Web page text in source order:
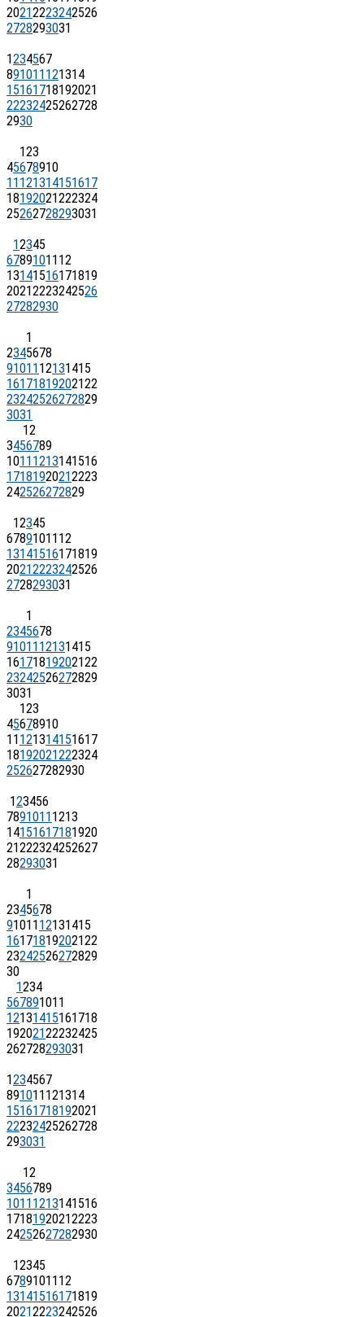
20212223242526
2728293031
1234567
891011121314
15161718192021
22232425262728
2930
123
45678910
11121314151617
18192021222324
25262728293031
12345
6789101112
13141516171819
20212223242526
27282930
1
2345678
9101112131415
16171819202122
23242526272829
3031
12
3456789
10111213141516
17181920212223
242526272829
12345
6789101112
13141516171819
20212223242526
2728293031
1
2345678
9101112131415
16171819202122
23242526272829
3031
123
45678910
11121314151617
18192021222324
252627282930
123456
78910111213
14151617181920
21222324252627
28293031
1
2345678
9101112131415
16171819202122
23242526272829
30
1234
567891011
12131415161718
19202122232425
262728293031
1234567
891011121314
15161718192021
22232425262728
293031
12
3456789
10111213141516
17181920212223
24252627282930
12345
6789101112
13141516171819
20212223242526